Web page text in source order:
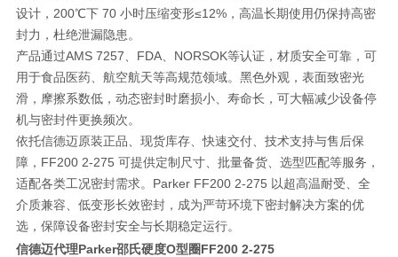
设计，200℃下 70 小时压缩变形≤12%，高温长期使用仍保持高密
封力，杜绝泄漏隐患。
产品通过AMS 7257、FDA、NORSOK等认证，材质安全可靠，可
用于食品医药、航空航天等高规范领域。黑色外观，表面致密光
滑，摩擦系数低，动态密封时磨损小、寿命长，可大幅减少设备停
机与密封件更换频次。
依托信德迈原装正品、现货库存、快速交付、技术支持与售后保
障，FF200 2-275 可提供定制尺寸、批量备货、选型匹配等服务，
适配各类工况密封需求。Parker FF200 2-275 以超高温耐受、全
介质兼容、低变形长效密封，成为严苛环境下密封解决方案的优
选，保障设备密封安全与长期稳定运行。
信德迈代理Parker邵氏硬度O型圈FF200 2-275